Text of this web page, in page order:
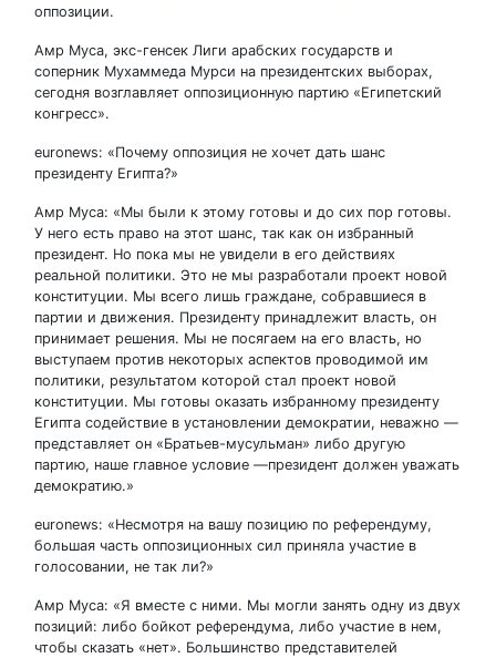
оппозиции.
Амр Муса, экс-генсек Лиги арабских государств и
соперник Мухаммеда Мурси на президентских выборах,
сегодня возглавляет оппозиционную партию «Египетский
конгресс».
euronews: «Почему оппозиция не хочет дать шанс
президенту Египта?»
Амр Муса: «Мы были к этому готовы и до сих пор готовы.
У него есть право на этот шанс, так как он избранный
президент. Но пока мы не увидели в его действиях
реальной политики. Это не мы разработали проект новой
конституции. Мы всего лишь граждане, собравшиеся в
партии и движения. Президенту принадлежит власть, он
принимает решения. Мы не посягаем на его власть, но
выступаем против некоторых аспектов проводимой им
политики, результатом которой стал проект новой
конституции. Мы готовы оказать избранному президенту
Египта содействие в установлении демократии, неважно —
представляет он «Братьев-мусульман» либо другую
партию, наше главное условие —президент должен уважать
демократию.»
euronews: «Несмотря на вашу позицию по референдуму,
большая часть оппозиционных сил приняла участие в
голосовании, не так ли?»
Амр Муса: «Я вместе с ними. Мы могли занять одну из двух
позиций: либо бойкот референдума, либо участие в нем,
чтобы сказать «нет». Большинство представителей